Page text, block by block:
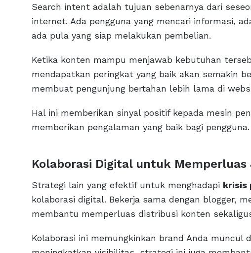
Search intent adalah tujuan sebenarnya dari
internet. Ada pengguna yang mencari informasi,
ada pula yang siap melakukan pembelian.
Ketika konten mampu menjawab kebutuhan
mendapatkan peringkat yang baik akan semakin
membuat pengunjung bertahan lebih lama di
Hal ini memberikan sinyal positif kepada mesin
memberikan pengalaman yang baik bagi pengguna.
Kolaborasi Digital untuk Memperluas
Strategi lain yang efektif untuk menghadapi krisis
kolaborasi digital. Bekerja sama dengan blogger,
membantu memperluas distribusi konten
Kolaborasi ini memungkinkan brand Anda muncul